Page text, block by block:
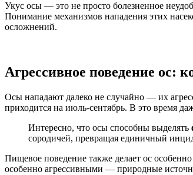
Укус осы — это не просто болезненное
Понимание механизмов нападения этих
осложнений.
Агрессивное поведение ос:
Осы нападают далеко не случайно — их
приходится на июль-сентябрь. В это время
Интересно, что осы способны выделять
сородичей, превращая единичный
Пищевое поведение также делает ос
особенно агрессивными — природные